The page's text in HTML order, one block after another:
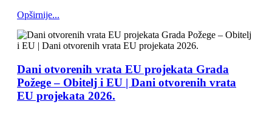
Opširnije...
Dani otvorenih vrata EU projekata Grada
Požege – Obitelj i EU | Dani otvorenih vrata
EU projekata 2026.